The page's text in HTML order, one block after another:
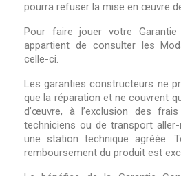
pourra refuser la mise en œuvre
Pour faire jouer votre
appartient de consulter les
celle-ci.
Les garanties constructeurs ne
que la réparation et ne couvrent
d’œuvre, à l’exclusion des
techniciens ou de transport
une station technique agréée.
remboursement du produit est